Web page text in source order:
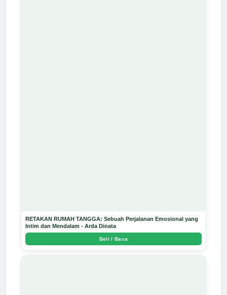
RETAKAN RUMAH TANGGA: Sebuah Perjalanan Emosional yang
Intim dan Mendalam - Arda Dinata
Beli / Baca